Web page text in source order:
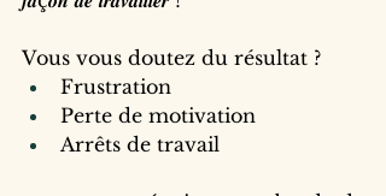
Vous vous doutez du résultat ?
Frustration
Perte de motivation
Arrêts de travail